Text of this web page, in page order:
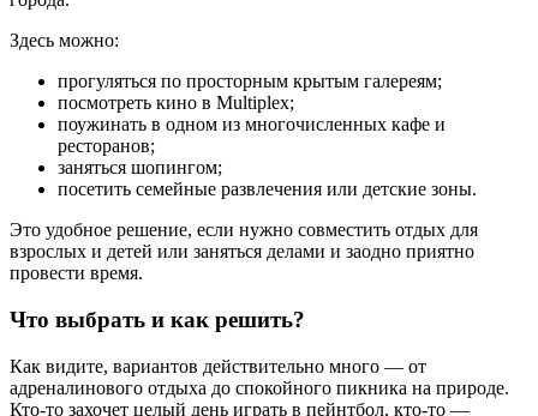
Здесь можно:
прогуляться по просторным крытым галереям;
посмотреть кино в Multiplex;
поужинать в одном из многочисленных кафе и
ресторанов;
заняться шопингом;
посетить семейные развлечения или детские зоны.
Это удобное решение, если нужно совместить отдых для
взрослых и детей или заняться делами и заодно приятно
провести время.
Что выбрать и как решить?
Как видите, вариантов действительно много — от
адреналинового отдыха до спокойного пикника на природе.
Кто-то захочет целый день играть в пейнтбол, кто-то —